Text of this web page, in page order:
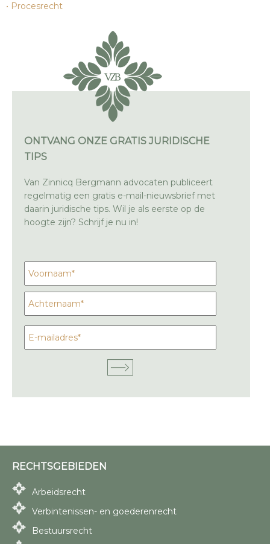
Procesrecht
ONTVANG ONZE GRATIS JURIDISCHE
TIPS
Van Zinnicq Bergmann advocaten publiceert
regelmatig een gratis e-mail-nieuwsbrief met
daarin juridische tips. Wil je als eerste op de
hoogte zijn? Schrijf je nu in!
RECHTSGEBIEDEN
Arbeidsrecht
Verbintenissen- en goederenrecht
Bestuursrecht